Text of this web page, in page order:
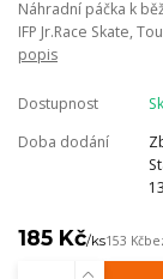
Náhradní páčka k
IFP Jr.Race Skate,
popis
Dostupnost
Doba dodání
185 Kč/ks153 Kč